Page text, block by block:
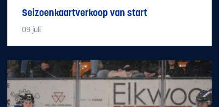
Seizoenkaartverkoop van start
09 juli